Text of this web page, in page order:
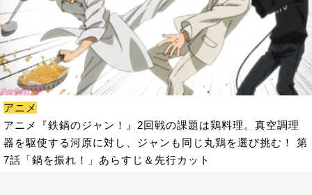
アニメ
アニメ『鉄鍋のジャン！』2回戦の課題は鶏料理。真空調理
器を駆使する河原に対し、ジャンも同じ丸鶏を選び挑む！ 第
7話「鍋を振れ！」あらすじ＆先行カット